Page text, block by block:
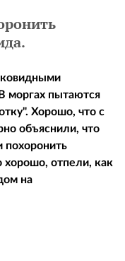
моргах пытаются
Хорошо, что с
объяснили, что
похоронить
хорошо, отпели, как
на